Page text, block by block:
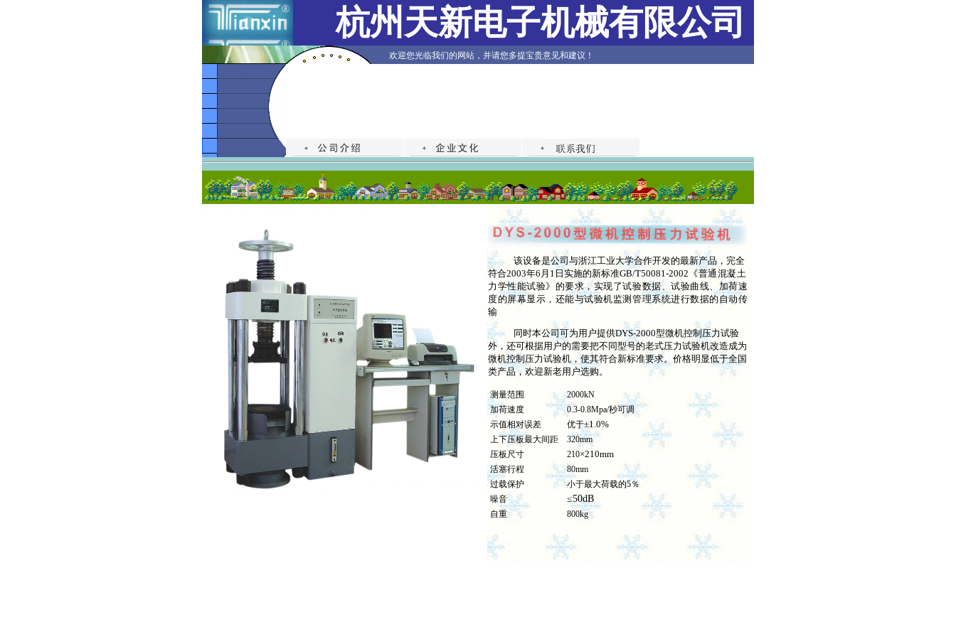
杭州天新电子机械有限公司
欢迎您光临我们的网站，并请您多提宝贵意见和建议！
该设备是公司与浙江工业大学合作开发的最新产品，完全
符合2003年6月1日实施的新标准GB/T50081-2002 《普通混凝土
力学性能试验》的要求，实现了试验数据、试验曲线、加荷速
度的屏幕显示，还能与试验机监测管理系统进行数据的自动传
输
同时本公司可为用户提供DYS-2000型微机控制压力试验
外，还可根据用户的需要把不同型号的老式压力试验机改造成为
微机控制压力试验机，使其符合新标准要求。价格明显低于全国
类产品，欢迎新老用户选购。
测量范围
2000kN
加荷速度
0.3-0.8Mpa/秒可调
示值相对误差
优于±1.0%
上下压板最大间距
320mm
压板尺寸
210×210mm
活塞行程
80mm
过载保护
小于最大荷载的5％
噪音
≤50dB
自重 800kg